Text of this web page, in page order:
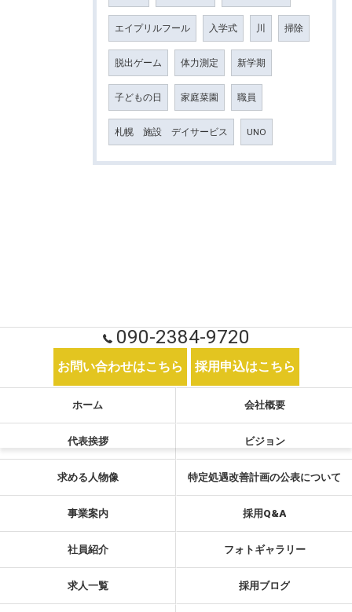
エイプリルフール 入学式 川 掃除
脱出ゲーム 体力測定 新学期
子どもの日 家庭菜園 職員
札幌 施設 デイサービス UNO
090-2384-9720
お問い合わせはこちら 採用申込はこちら
ホーム 会社概要
代表挨拶 ビジョン
求める人物像 特定処遇改善計画の公表について
事業案内 採用Q&A
社員紹介 フォトギャラリー
求人一覧 採用ブログ